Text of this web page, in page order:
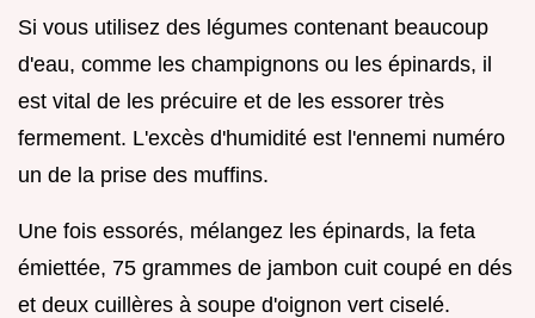
Si vous utilisez des légumes contenant beaucoup
d'eau, comme les champignons ou les épinards, il
est vital de les précuire et de les essorer très
fermement. L'excès d'humidité est l'ennemi numéro
un de la prise des muffins.
Une fois essorés, mélangez les épinards, la feta
émiettée, 75 grammes de jambon cuit coupé en dés
et deux cuillères à soupe d'oignon vert ciselé.